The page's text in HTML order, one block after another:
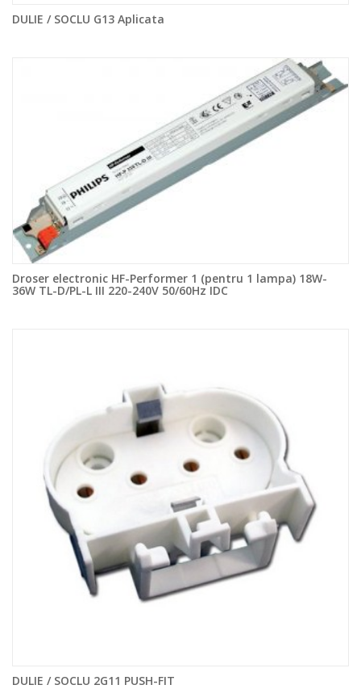
DULIE / SOCLU G13 Aplicata
Droser electronic HF-Performer 1 (pentru 1 lampa) 18W-
36W TL-D/PL-L III 220-240V 50/60Hz IDC
DULIE / SOCLU 2G11 PUSH-FIT